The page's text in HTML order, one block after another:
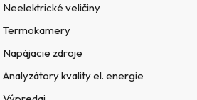
Neelektrické veličiny
Termokamery
Napájacie zdroje
Analyzátory kvality el. energie